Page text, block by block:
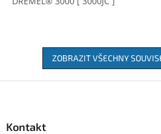
ZOBRAZIT VŠECHNY
Kontakt